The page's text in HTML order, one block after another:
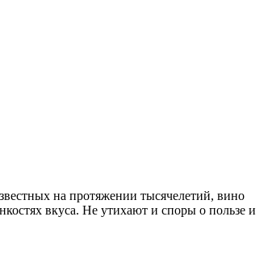
на протяжении тысячелетий, вино
вкуса. Не утихают и споры о пользе и